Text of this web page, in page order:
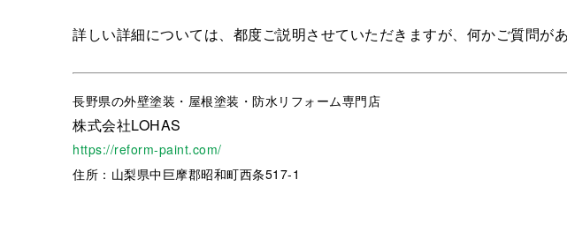
詳しい詳細については、都度ご説明させていただきますが、何かご質問が
長野県の外壁塗装・屋根塗装・防水リフォーム専門店
株式会社LOHAS
https://reform-paint.com/
住所：山梨県中巨摩郡昭和町西条517-1